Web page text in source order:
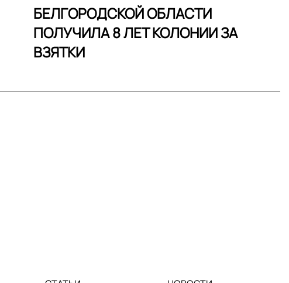
БЕЛГОРОДСКОЙ ОБЛАСТИ
ПОЛУЧИЛА 8 ЛЕТ КОЛОНИИ ЗА
ВЗЯТКИ